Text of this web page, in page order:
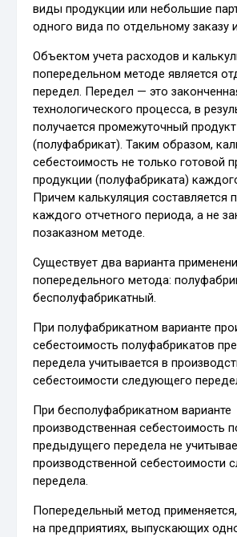
виды продукции или небольшие
одного вида по отдельному заказу
Объектом учета расходов и
попередельном методе является
передел. Передел — это
технологического процесса, в
получается промежуточный продукт
(полуфабрикат). Таким образом,
себестоимость не только готовой
продукции (полуфабриката)
Причем калькуляция составляется
каждого отчетного периода, а не
позаказном методе.
Существует два варианта
попередельного метода:
бесполуфабрикатный.
При полуфабрикатном варианте
себестоимость полуфабрикатов
передела учитывается в
себестоимости следующего
При бесполуфабрикатном варианте
производственная себестоимость
предыдущего передела не
производственной себестоимости
передела.
Попередельный метод
на предприятиях, выпускающих